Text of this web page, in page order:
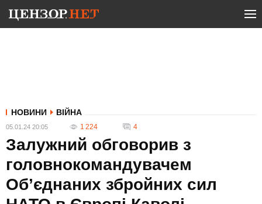
НОВИНИ ВІЙНА
05.01.24 20:05 1 224 4
Залужний обговорив з
головнокомандувачем
Об’єднаних збройних сил